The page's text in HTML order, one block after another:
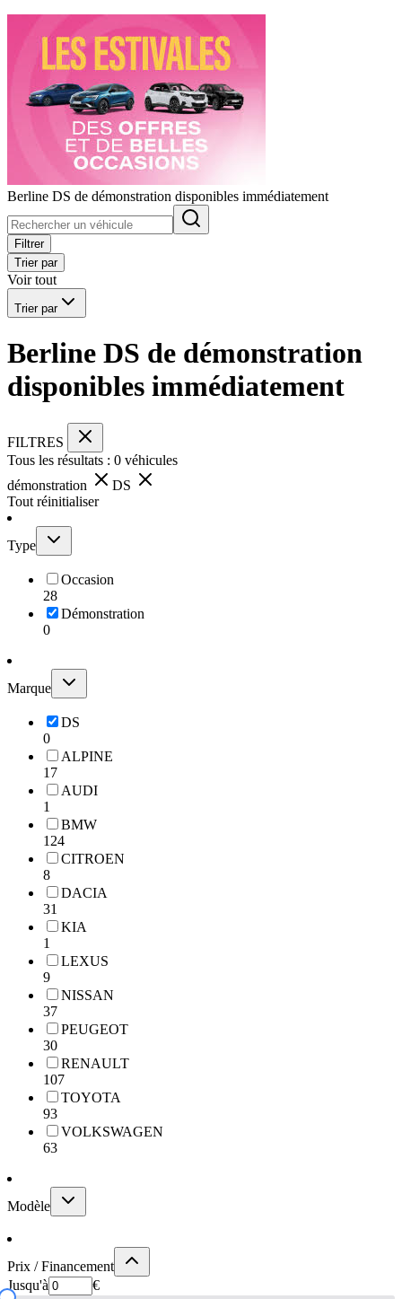
Berline DS de démonstration disponibles immédiatement
Filtrer
Trier par
Voir tout
Trier par
Berline DS de démonstration
disponibles immédiatement
FILTRES
Tous les résultats : 0 véhicules
démonstration
DS
Tout réinitialiser
Type
Occasion
28
Démonstration
0
Marque
DS
0
ALPINE
17
AUDI
1
BMW
124
CITROEN
8
DACIA
31
KIA
1
LEXUS
9
NISSAN
37
PEUGEOT
30
RENAULT
107
TOYOTA
93
VOLKSWAGEN
63
Modèle
Prix / Financement
Jusqu'à
€